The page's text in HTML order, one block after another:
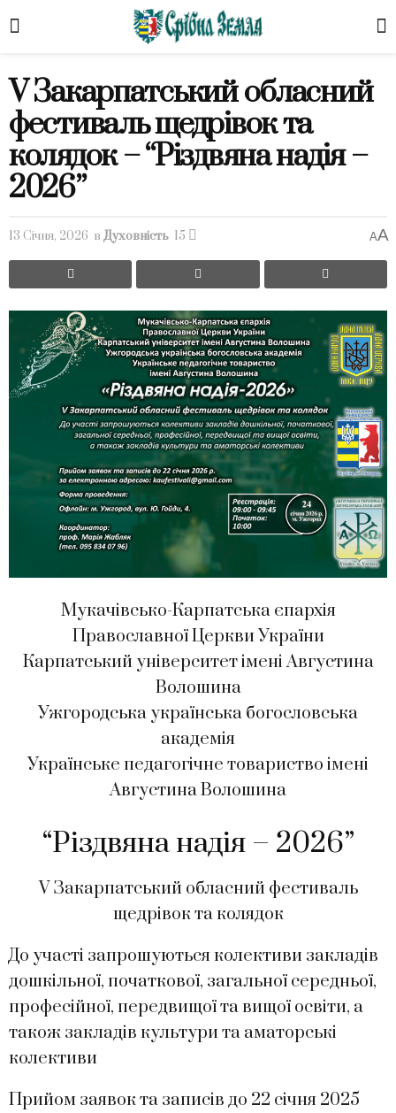
V Закарпатський обласний
фестиваль щедрівок та
колядок – “Різдвяна надія –
2026”
13 Січня, 2026 в Духовність 15 AA
Мукачівсько-Карпатська єпархія
Православної Церкви України
Карпатський університет імені Августина
Волошина
Ужгородська українська богословська
академія
Українське педагогічне товариство імені
Августина Волошина
“Різдвяна надія – 2026”
V Закарпатський обласний фестиваль
щедрівок та колядок
До участі запрошуються колективи закладів
дошкільної, початкової, загальної середньої,
професійної, передвищої та вищої освіти, а
також закладів культури та аматорські
колективи
Прийом заявок та записів до 22 січня 2025